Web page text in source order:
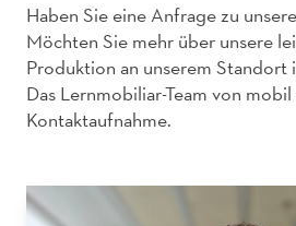
Haben Sie eine Anfrage zu
Möchten Sie mehr über unsere
Produktion an unserem Standort
Das Lernmobiliar-Team von
Kontaktaufnahme.